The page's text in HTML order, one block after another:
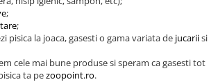
;
;
pisica la joaca, gasesti o gama variata de jucariisi
cele mai bune produse si speram ca gasesti tot
ta pezoopoint.ro.